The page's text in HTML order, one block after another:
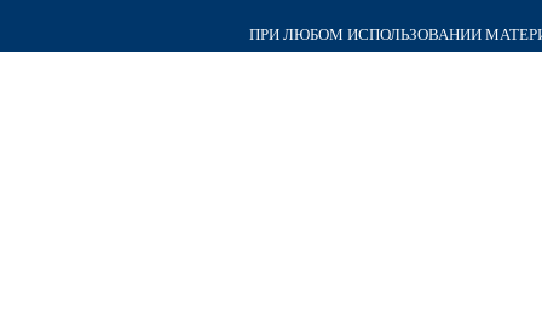
ПРИ ЛЮБОМ ИСПОЛЬЗОВАНИИ